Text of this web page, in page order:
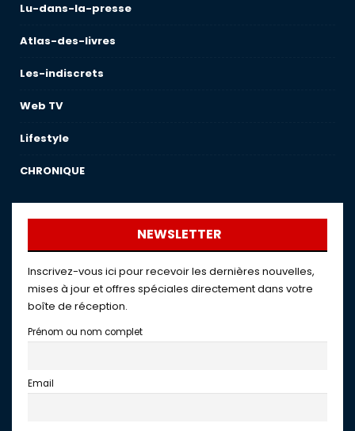
Lu-dans-la-presse
Atlas-des-livres
Les-indiscrets
Web TV
Lifestyle
CHRONIQUE
NEWSLETTER
Inscrivez-vous ici pour recevoir les dernières nouvelles,
mises à jour et offres spéciales directement dans votre
boîte de réception.
Prénom ou nom complet
Email